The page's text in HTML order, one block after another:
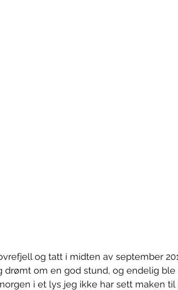
og tatt i midten av september
drømt om en god stund, og endelig
i et lys jeg ikke har sett maken til